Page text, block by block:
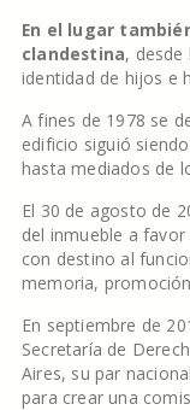
En el lugar
clandestina,
identidad de hijos e
A fines de 1978 se
edificio siguió
hasta mediados de
El 30 de agosto de
del inmueble a
con destino al
memoria,
En septiembre de
Secretaría de
Aires, su par
para crear una